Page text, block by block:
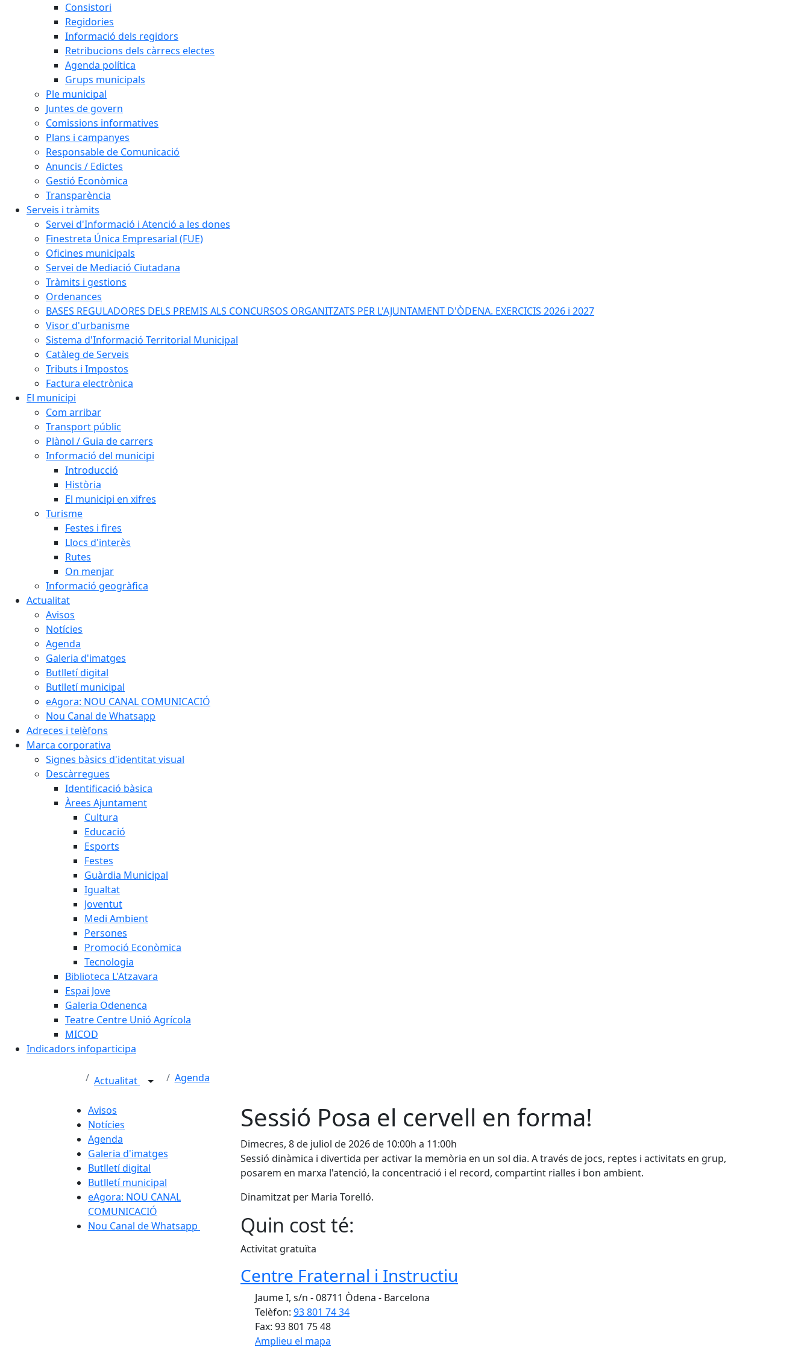
Consistori
Regidories
Informació dels regidors
Retribucions dels càrrecs electes
Agenda política
Grups municipals
Ple municipal
Juntes de govern
Comissions informatives
Plans i campanyes
Responsable de Comunicació
Anuncis / Edictes
Gestió Econòmica
Transparència
Serveis i tràmits
Servei d'Informació i Atenció a les dones
Finestreta Única Empresarial (FUE)
Oficines municipals
Servei de Mediació Ciutadana
Tràmits i gestions
Ordenances
BASES REGULADORES DELS PREMIS ALS CONCURSOS ORGANITZATS PER L'AJUNTAMENT D'ÒDENA. EXERCICIS 2026 i 2027
Visor d'urbanisme
Sistema d'Informació Territorial Municipal
Catàleg de Serveis
Tributs i Impostos
Factura electrònica
El municipi
Com arribar
Transport públic
Plànol / Guia de carrers
Informació del municipi
Introducció
Història
El municipi en xifres
Turisme
Festes i fires
Llocs d'interès
Rutes
On menjar
Informació geogràfica
Actualitat
Avisos
Notícies
Agenda
Galeria d'imatges
Butlletí digital
Butlletí municipal
eAgora: NOU CANAL COMUNICACIÓ
Nou Canal de Whatsapp
Adreces i telèfons
Marca corporativa
Signes bàsics d'identitat visual
Descàrregues
Identificació bàsica
Àrees Ajuntament
Cultura
Educació
Esports
Festes
Guàrdia Municipal
Igualtat
Joventut
Medi Ambient
Persones
Promoció Econòmica
Tecnologia
Biblioteca L'Atzavara
Espai Jove
Galeria Odenenca
Teatre Centre Unió Agrícola
MICOD
Indicadors infoparticipa
Actualitat Agenda
Avisos
Notícies
Agenda
Galeria d'imatges
Butlletí digital
Butlletí municipal
eAgora: NOU CANAL
COMUNICACIÓ
Nou Canal de Whatsapp
Sessió Posa el cervell en forma!
Dimecres, 8 de juliol de 2026 de 10:00h a 11:00h
Sessió dinàmica i divertida per activar la memòria en un sol dia. A través de jocs, reptes i activitats en grup,
posarem en marxa l'atenció, la concentració i el record, compartint rialles i bon ambient.
Dinamitzat per Maria Torelló.
Quin cost té:
Activitat gratuïta
Centre Fraternal i Instructiu
Jaume I, s/n - 08711 Òdena - Barcelona
Telèfon: 93 801 74 34
Fax: 93 801 75 48
Amplieu el mapa